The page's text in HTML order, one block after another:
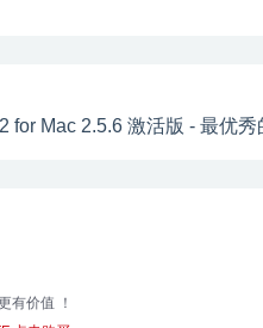
for Mac 2.5.6 激活版 - 最优
有价值 ！